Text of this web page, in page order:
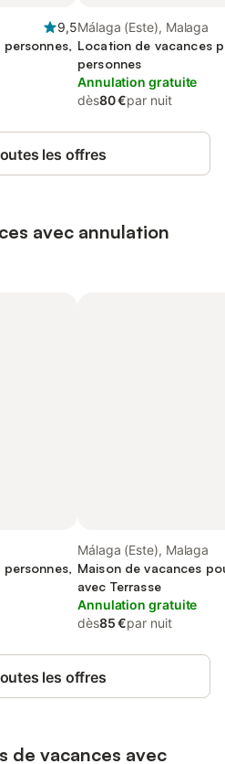
9,5Málaga (Este), Malaga
Location de vacances
personnes
Annulation gratuite
dès80 €par nuit
les offres
avec annulation
Málaga (Este), Malaga
Maison de vacances
avec Terrasse
Annulation gratuite
dès85 €par nuit
les offres
de vacances avec